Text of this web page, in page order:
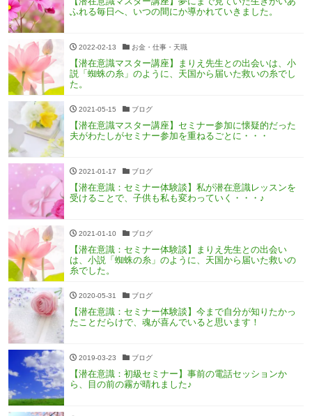
ふれる毎日へ、いつの間にか導かれていきました。
2022-02-13 お金・仕事・天職
【潜在意識マスター講座】まりえ先生との出会いは、小
説「蜘蛛の糸」のように、天国から届いた救いの糸でし
た。
2021-05-15 ブログ
【潜在意識マスター講座】セミナー参加に懐疑的だった
夫がわたしがセミナー参加を重ねるごとに・・・
2021-01-17 ブログ
【潜在意識：セミナー体験談】私が潜在意識レッスンを
受けることで、子供も私も変わっていく・・・♪
2021-01-10 ブログ
【潜在意識：セミナー体験談】まりえ先生との出会い
は、小説「蜘蛛の糸」のように、天国から届いた救いの
糸でした。
2020-05-31 ブログ
【潜在意識：セミナー体験談】今まで自分が知りたかっ
たことだらけで、魂が喜んでいると思います！
2019-03-23 ブログ
【潜在意識：初級セミナー】事前の電話セッションか
ら、目の前の霧が晴れました♪